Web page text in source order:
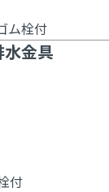
ム栓付
金具
付